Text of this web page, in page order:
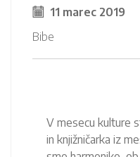
11 marec 2019
Bibe
V mesecu kulture
in knjižničarka iz